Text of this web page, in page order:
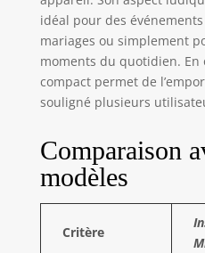
idéal pour des
mariages ou simplement
moments du quotidien.
compact permet de
souligné plusieurs
Comparaison
modèles
Critère